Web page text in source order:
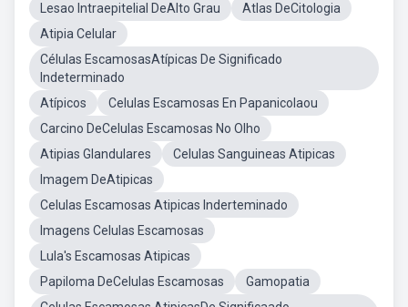
Lesao Intraepitelial DeAlto Grau
Atlas DeCitologia
Atipia Celular
Células EscamosasAtípicas De Significado
Indeterminado
Atípicos
Celulas Escamosas En Papanicolaou
Carcino DeCelulas Escamosas No Olho
Atipias Glandulares
Celulas Sanguineas Atipicas
Imagem DeAtipicas
Celulas Escamosas Atipicas Inderteminado
Imagens Celulas Escamosas
Lula's Escamosas Atipicas
Papiloma DeCelulas Escamosas
Gamopatia